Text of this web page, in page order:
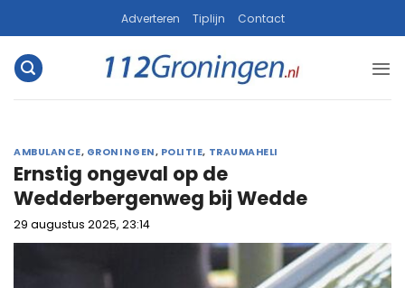
naar
inhoud
Adverteren Tiplijn Contact
AMBULANCE, GRONINGEN, POLITIE, TRAUMAHELI
Ernstig ongeval op de
Wedderbergenweg bij Wedde
29 augustus 2025, 23:14